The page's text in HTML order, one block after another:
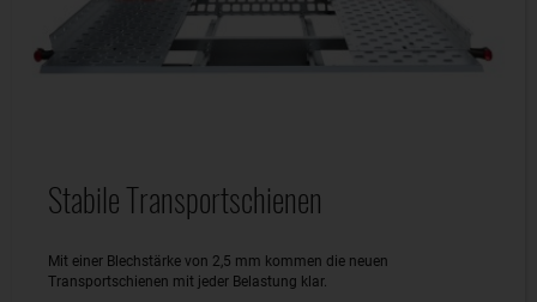
Stabile Transportschienen
Mit einer Blechstärke von 2,5 mm kommen die neuen
Transportschienen mit jeder Belastung klar.